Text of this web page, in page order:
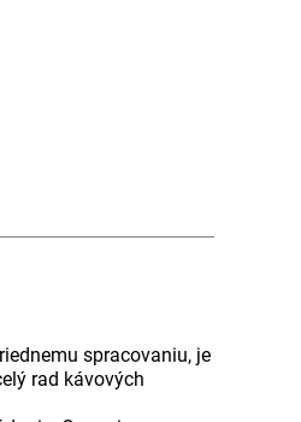
spracovaniu, je
rad kávových